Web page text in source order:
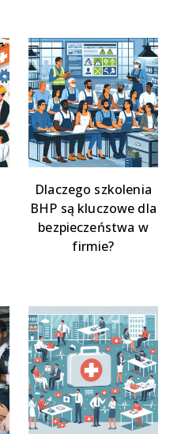
Dlaczego szkolenia
BHP są kluczowe dla
bezpieczeństwa w
firmie?